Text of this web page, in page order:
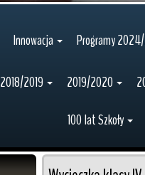
Innowacja Programy
2018/2019 2019/2020
100 lat Szkoły